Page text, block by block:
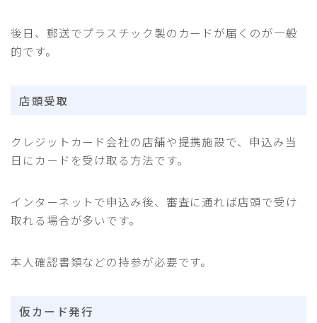
後日、郵送でプラスチック製のカードが届くのが一般
的です。
店頭受取
クレジットカード会社の店舗や提携施設で、申込み当
日にカードを受け取る方法です。
インターネットで申込み後、審査に通れば店頭で受け
取れる場合が多いです。
本人確認書類などの持参が必要です。
仮カード発行